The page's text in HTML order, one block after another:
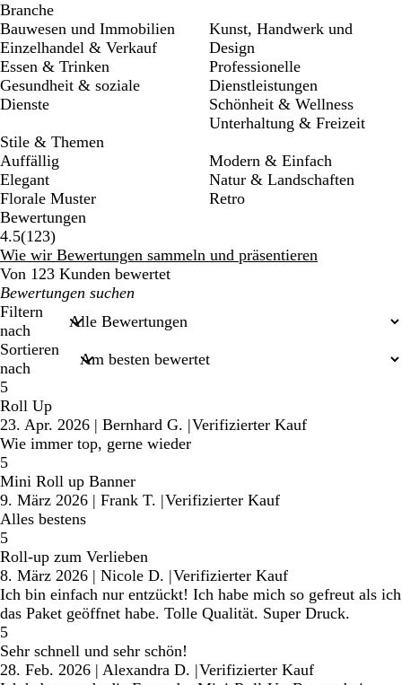
Branche
Bauwesen und Immobilien
Einzelhandel & Verkauf
Essen & Trinken
Gesundheit & soziale
Dienste
Kunst, Handwerk und
Design
Professionelle
Dienstleistungen
Schönheit & Wellness
Unterhaltung & Freizeit
Stile & Themen
Auffällig
Elegant
Florale Muster
Modern & Einfach
Natur & Landschaften
Retro
Bewertungen
4.5(123123
Bewertungen
)
Wie wir Bewertungen sammeln und präsentieren
Von 123 Kunden bewertet
Meine
Sucheingaben
Filtern
nach
Sortieren
nach
5
Roll Up
23. Apr. 2026 | Bernhard G. |Verifizierter Kauf
Wie immer top, gerne wieder
5
Mini Roll up Banner
9. März 2026 | Frank T. |Verifizierter Kauf
Alles bestens
5
Roll-up zum Verlieben
8. März 2026 | Nicole D. |Verifizierter Kauf
Ich bin einfach nur entzückt! Ich habe mich so gefreut als ich
das Paket geöffnet habe. Tolle Qualität. Super Druck.
5
Sehr schnell und sehr schön!
28. Feb. 2026 | Alexandra D. |Verifizierter Kauf